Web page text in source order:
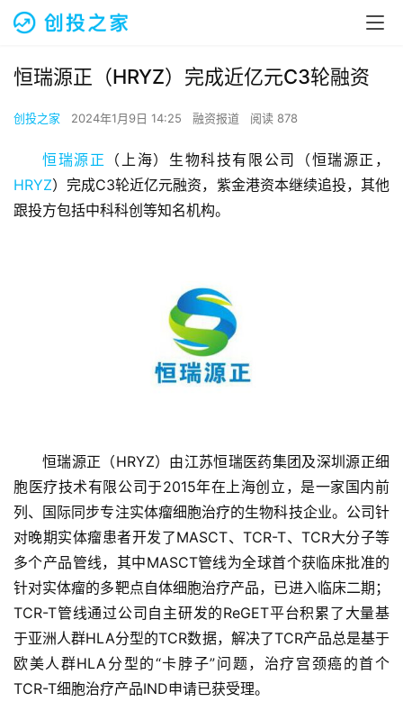
首
页
融
资
报
道
恒瑞源正（HRYZ）完成近亿元C3轮融资
创投之家 2024年1月9日 14:25 融资报道 阅读 878
恒瑞源正
（上海）生物科技有限公司（恒瑞源正，
HRYZ）完成C3轮近亿元融资，紫金港资本继续追投，其他
跟投方包括中科科创等知名机构。
恒瑞源正（HRYZ）由江苏恒瑞医药集团及深圳源正细
胞医疗技术有限公司于2015年在上海创立，是一家国内前
列、国际同步专注实体瘤细胞治疗的生物科技企业。公司针
对晚期实体瘤患者开发了MASCT、TCR-T、TCR大分子等
多个产品管线，其中MASCT管线为全球首个获临床批准的
针对实体瘤的多靶点自体细胞治疗产品，已进入临床二期；
TCR-T管线通过公司自主研发的ReGET平台积累了大量基
于亚洲人群HLA分型的TCR数据，解决了TCR产品总是基于
欧美人群HLA分型的“卡脖子”问题，治疗宫颈癌的首个
TCR-T细胞治疗产品IND申请已获受理。